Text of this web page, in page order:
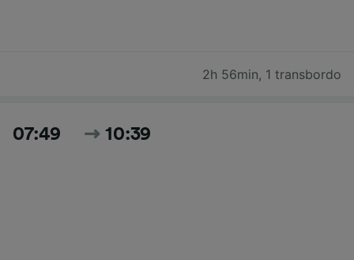
2h 56min, 1 transbordo
07:49 10:39